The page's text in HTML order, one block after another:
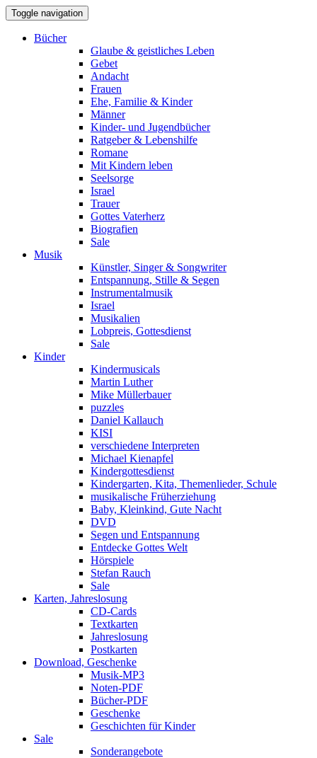
Toggle navigation
Bücher
Glaube & geistliches Leben
Gebet
Andacht
Frauen
Ehe, Familie & Kinder
Männer
Kinder- und Jugendbücher
Ratgeber & Lebenshilfe
Romane
Mit Kindern leben
Seelsorge
Israel
Trauer
Gottes Vaterherz
Biografien
Sale
Musik
Künstler, Singer & Songwriter
Entspannung, Stille & Segen
Instrumentalmusik
Israel
Musikalien
Lobpreis, Gottesdienst
Sale
Kinder
Kindermusicals
Martin Luther
Mike Müllerbauer
puzzles
Daniel Kallauch
KISI
verschiedene Interpreten
Michael Kienapfel
Kindergottesdienst
Kindergarten, Kita, Themenlieder, Schule
musikalische Früherziehung
Baby, Kleinkind, Gute Nacht
DVD
Segen und Entspannung
Entdecke Gottes Welt
Hörspiele
Stefan Rauch
Sale
Karten, Jahreslosung
CD-Cards
Textkarten
Jahreslosung
Postkarten
Download, Geschenke
Musik-MP3
Noten-PDF
Bücher-PDF
Geschenke
Geschichten für Kinder
Sale
Sonderangebote